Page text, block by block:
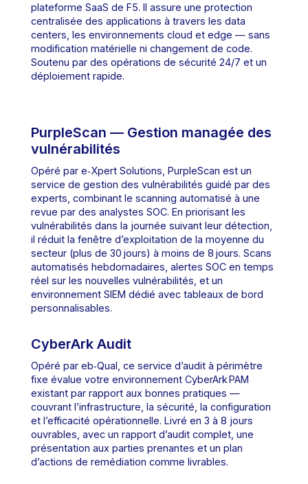
plateforme SaaS de F5. Il assure une protection
centralisée des applications à travers les data
centers, les environnements cloud et edge — sans
modification matérielle ni changement de code.
Soutenu par des opérations de sécurité 24/7 et un
déploiement rapide.
PurpleScan — Gestion managée des
vulnérabilités
Opéré par e‑Xpert Solutions, PurpleScan est un
service de gestion des vulnérabilités guidé par des
experts, combinant le scanning automatisé à une
revue par des analystes SOC. En priorisant les
vulnérabilités dans la journée suivant leur détection,
il réduit la fenêtre d’exploitation de la moyenne du
secteur (plus de 30 jours) à moins de 8 jours. Scans
automatisés hebdomadaires, alertes SOC en temps
réel sur les nouvelles vulnérabilités, et un
environnement SIEM dédié avec tableaux de bord
personnalisables.
CyberArk Audit
Opéré par eb‑Qual, ce service d’audit à périmètre
fixe évalue votre environnement CyberArk PAM
existant par rapport aux bonnes pratiques —
couvrant l’infrastructure, la sécurité, la configuration
et l’efficacité opérationnelle. Livré en 3 à 8 jours
ouvrables, avec un rapport d’audit complet, une
présentation aux parties prenantes et un plan
d’actions de remédiation comme livrables.